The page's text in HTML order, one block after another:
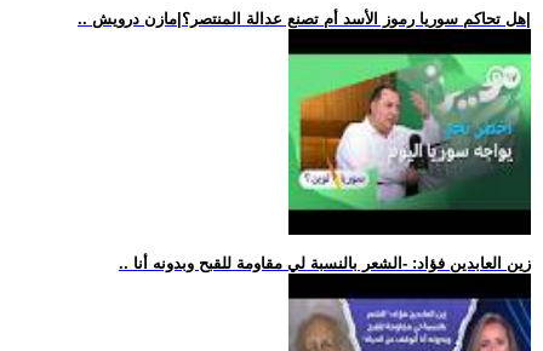
.. زين العابدين فؤاد: -الشعر بالنسبة لي مقاومة للقبح وبدونه أنا